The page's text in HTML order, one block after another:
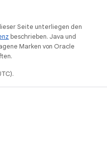
Seite unterliegen den
beschrieben. Java und
Marken von Oracle